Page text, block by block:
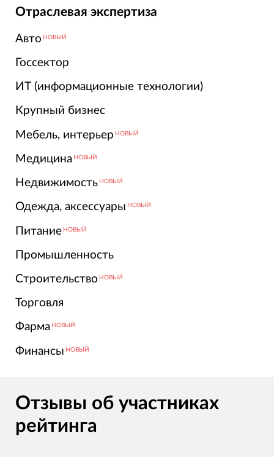
Отраслевая экспертиза
Авто НОВЫЙ
Госсектор
ИТ (информационные технологии)
Крупный бизнес
Мебель, интерьер НОВЫЙ
Медицина НОВЫЙ
Недвижимость НОВЫЙ
Одежда, аксессуары НОВЫЙ
Питание НОВЫЙ
Промышленность
Строительство НОВЫЙ
Торговля
Фарма НОВЫЙ
Финансы НОВЫЙ
Отзывы об участниках
рейтинга